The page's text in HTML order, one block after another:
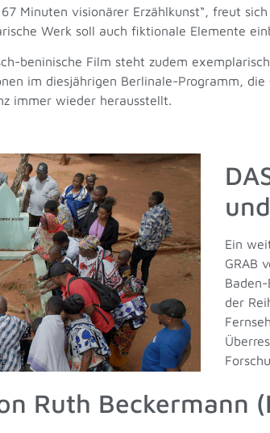
Minuten visionärer Erzählkunst“, freut
Werk soll auch fiktionale Elemente
beninische Film steht zudem
im diesjährigen Berlinale-Programm, die
immer wieder herausstellt.
Ein
GRAB
der
Ruth Beckermann